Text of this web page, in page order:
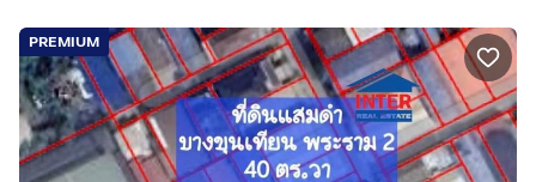
PREMIUM